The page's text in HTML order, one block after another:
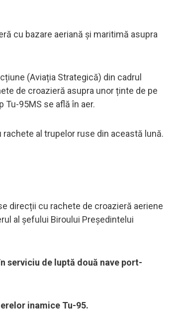
cu bazare aeriană și maritimă asupra
(Aviația Strategică) din cadrul
de croazieră asupra unor ținte de pe
95MS se află în aer.
al trupelor ruse din această lună.
direcții cu rachete de croazieră aeriene
al șefului Biroului Președintelui
serviciu de luptă două nave port-
inamice Tu-95.